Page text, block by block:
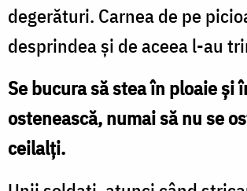
degerături. Carnea de pe
desprindea și de aceea l-au
Se bucura să stea în ploaie și
ostenească, numai să nu se
ceilalți.